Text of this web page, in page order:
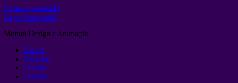
Ir para o conteúdo
Layer Lemonade
Motion Design e Animação
Cursos
Youtube
Collabs
Contato